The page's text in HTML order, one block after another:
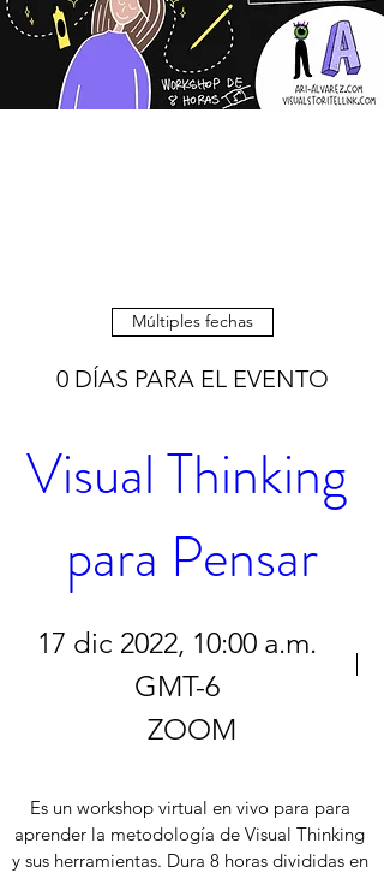
Múltiples fechas
0 DÍAS PARA EL EVENTO
Visual Thinking
para Pensar
17 dic 2022, 10:00 a.m.
GMT-6
ZOOM
Es un workshop virtual en vivo para para
aprender la metodología de Visual Thinking
y sus herramientas. Dura 8 horas divididas en